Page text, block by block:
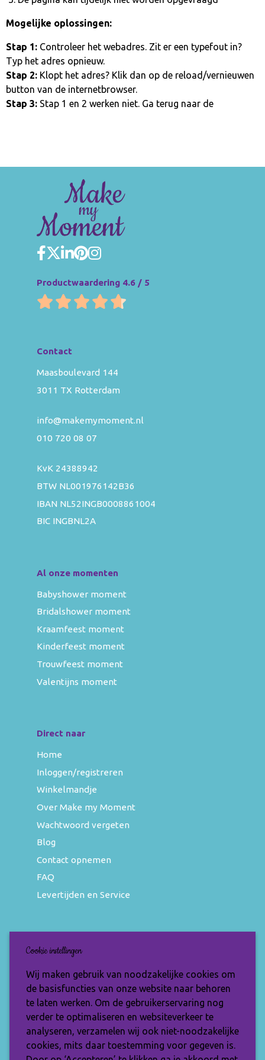
Mogelijke oplossingen:
Stap 1: Controleer het webadres. Zit er een typefout in?
Typ het adres opnieuw.
Stap 2: Klopt het adres? Klik dan op de reload/vernieuwen
button van de internetbrowser.
Stap 3: Stap 1 en 2 werken niet. Ga terug naar de
Productwaardering 4.6 / 5
Contact
Maasboulevard 144
3011 TX Rotterdam
info@makemymoment.nl
010 720 08 07
KvK 24388942
BTW NL001976142B36
IBAN NL52INGB0008861004
BIC INGBNL2A
Al onze momenten
Babyshower moment
Bridalshower moment
Kraamfeest moment
Kinderfeest moment
Trouwfeest moment
Valentijns moment
Direct naar
Home
Inloggen/registreren
Winkelmandje
Over Make my Moment
Wachtwoord vergeten
Blog
Contact opnemen
FAQ
Levertijden en Service
Nieuwsbrief
Wil jij op de hoogte blijven van de nieuwste
items en speciale aanbiedingen? Vul je e-
mailadres dan in en ontvang de Make My
Moment nieuwsbrief.
Cookie instellingen
Wij maken gebruik van noodzakelijke cookies om
de basisfuncties van onze website naar behoren
te laten werken. Om de gebruikerservaring nog
verder te optimaliseren en websiteverkeer te
analyseren, verzamelen wij ook niet-noodzakelijke
cookies, mits daar toestemming voor gegeven is.